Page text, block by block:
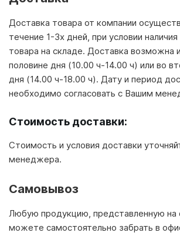
Доставка товара от компании
течение 1-3х дней, при условии наличия
товара на складе. Доставка возможна
половине дня (10.00 ч-14.00 ч) или во
дня (14.00 ч-18.00 ч). Дату и период
необходимо согласовать с Вашим
Стоимость доставки:
Стоимость и условия доставки
менеджера.
Самовывоз
Любую продукцию, представленную на
можете самостоятельно забрать в